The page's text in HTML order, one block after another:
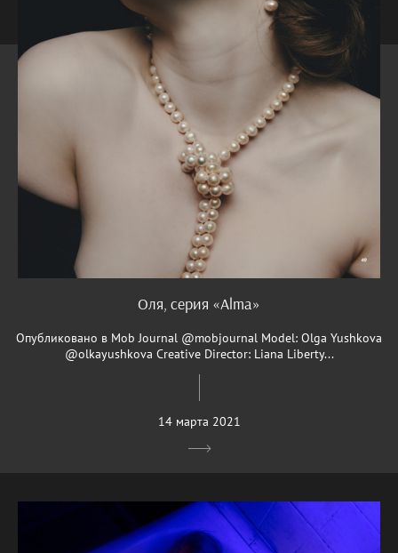
Оля, серия «Alma»
Опубликовано в Mob Journal @mobjournal Model: Olga Yushkova
@olkayushkova Creative Director: Liana Liberty...
14 марта 2021